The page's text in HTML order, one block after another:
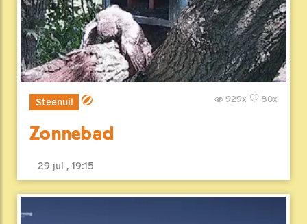
Steenuil 80x
929x
Zonnebad
29 jul , 19:15